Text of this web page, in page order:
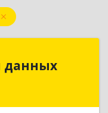
данных
данных
г, Таратынова